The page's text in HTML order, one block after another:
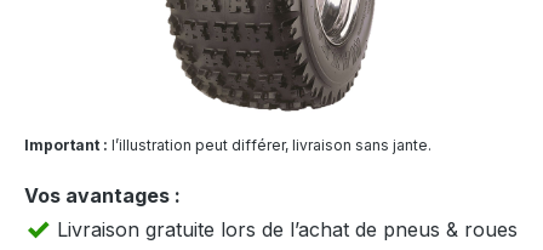
Important : l’illustration peut différer, livraison sans jante.
Vos avantages :
Livraison gratuite lors de l’achat de pneus & roues